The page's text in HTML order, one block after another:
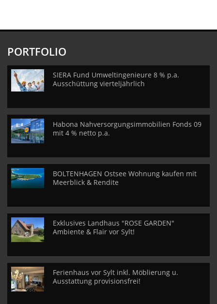
PORTFOLIO
SIERA Fund Umweltingenieure 8 % p.a.
Ausschüttung vierteljährlich
Habona Nahversorgungsimmobilien Fonds 09
mit 4 % netto p.a.
BOLTENHAGEN Ostsee Wohnung kaufen mit
Meerblick & Rendite
Exklusives Landhaus "ROSE GARDEN"
Ambiente & Flair vor Sylt!
Ferienhaus vor Sylt inkl. Möblierung u.
Ausstattung provisionsfrei!